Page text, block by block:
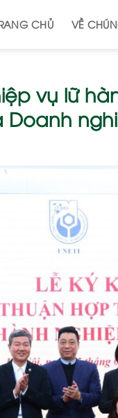
CHỦ VỀ
vụ lữ